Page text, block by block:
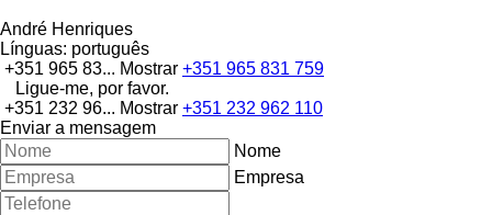
André Henriques
Línguas: português
+351 965 83... Mostrar +351 965 831 759
Ligue-me, por favor.
+351 232 96... Mostrar +351 232 962 110
Enviar a mensagem
Nome
Empresa